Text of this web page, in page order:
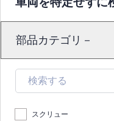
部品カテゴリ－
スクリュー